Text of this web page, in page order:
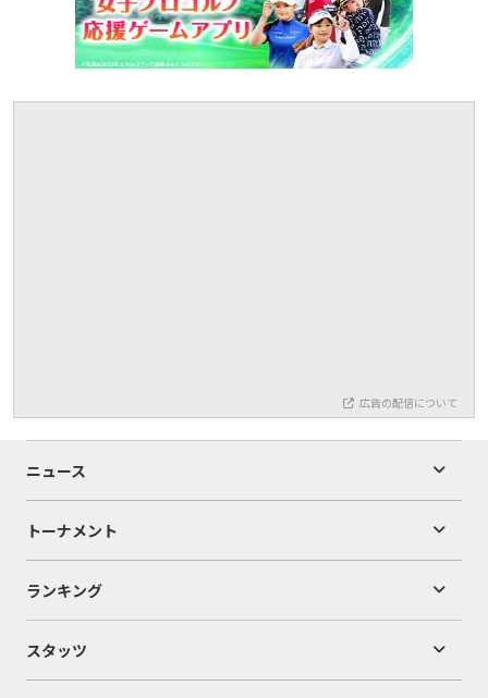
広告の配信について
ニュース
トーナメント
ランキング
スタッツ